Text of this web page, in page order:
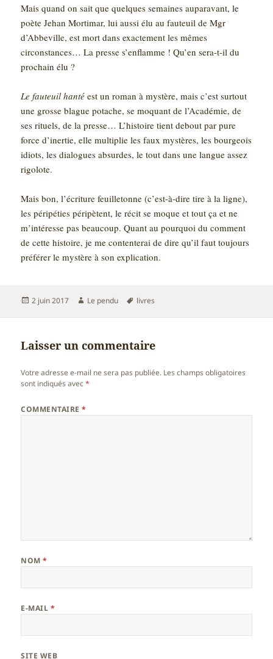
Mais quand on sait que quelques semaines auparavant, le
poète Jehan Mortimar, lui aussi élu au fauteuil de Mgr
d’Abbeville, est mort dans exactement les mêmes
circonstances… La presse s’enflamme ! Qu’en sera-t-il du
prochain élu ?
Le fauteuil hanté est un roman à mystère, mais c’est surtout
une grosse blague potache, se moquant de l’Académie, de
ses rituels, de la presse… L’histoire tient debout par pure
force d’inertie, elle multiplie les faux mystères, les bourgeois
idiots, les dialogues absurdes, le tout dans une langue assez
rigolote.
Mais bon, l’écriture feuilletonne (c’est-à-dire tire à la ligne),
les péripéties péripètent, le récit se moque et tout ça et ne
m’intéresse pas beaucoup. Quant au pourquoi du comment
de cette histoire, je me contenterai de dire qu’il faut toujours
préférer le mystère à son explication.
Publié
2 juin 2017 Auteur
Le pendu
Mots-
livres
Laisser un commentaire
Votre adresse e-mail ne sera pas publiée. Les champs obligatoires
sont indiqués avec*
COMMENTAIRE*
NOM*
E-MAIL *
SITE WEB